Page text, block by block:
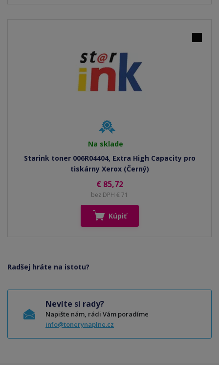
Na sklade
Starink toner 006R04404, Extra High Capacity pro
tiskárny Xerox (Černý)
€ 85,72
bez DPH € 71
Kúpiť
Radšej hráte na istotu?
Nevíte si rady?
Napište nám, rádi Vám poradíme
info@tonerynaplne.cz